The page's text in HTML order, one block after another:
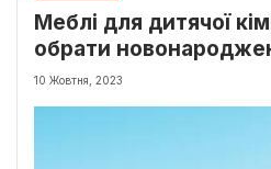
Меблі для дитячої
обрати
10 Жовтня, 2023